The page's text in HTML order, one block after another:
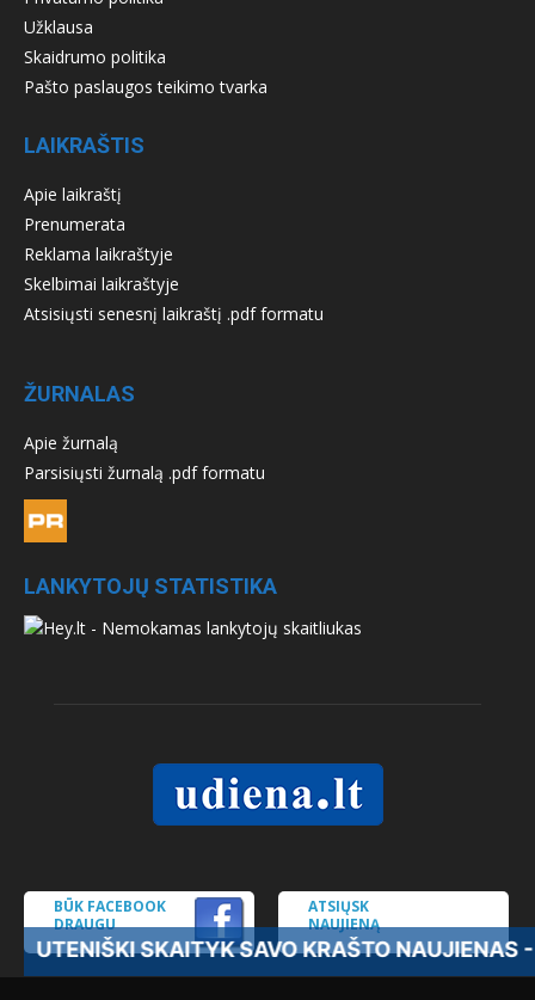
Užklausa
Skaidrumo politika
Pašto paslaugos teikimo tvarka
LAIKRAŠTIS
Apie laikraštį
Prenumerata
Reklama laikraštyje
Skelbimai laikraštyje
Atsisiųsti senesnį laikraštį .pdf formatu
ŽURNALAS
Apie žurnalą
Parsisiųsti žurnalą .pdf formatu
LANKYTOJŲ STATISTIKA
BŪK FACEBOOK
DRAUGU
ATSIŲSK
NAUJIENĄ
SKAITYK SAVO KRAŠTO NAUJIENAS -